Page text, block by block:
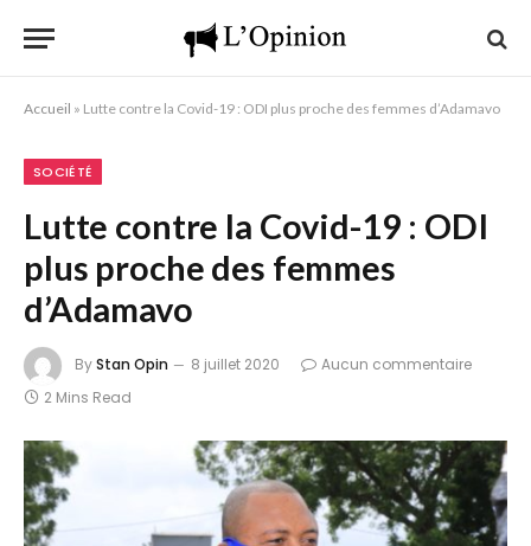
Accueil » Lutte contre la Covid-19 : ODI plus proche des femmes d’Adamavo
SOCIÉTÉ
Lutte contre la Covid-19 : ODI
plus proche des femmes
d’Adamavo
ByStan Opin 8 juillet 2020
Aucun commentaire
2 Mins Read